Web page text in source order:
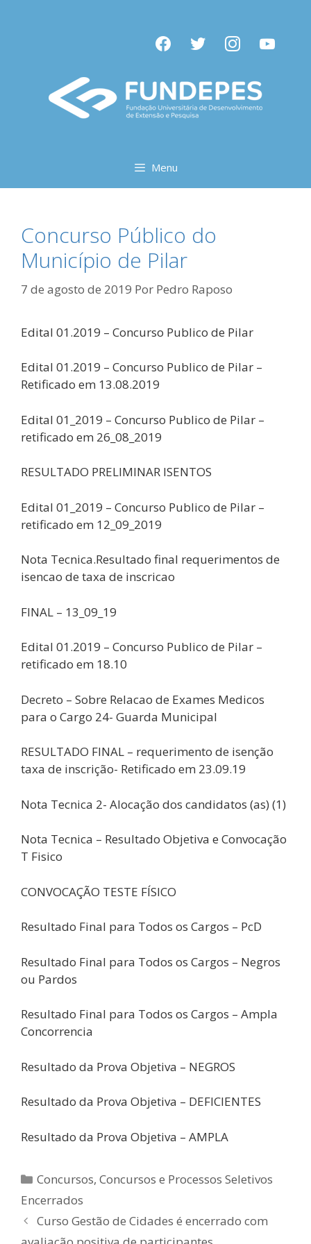
facebooktwitter instagramyoutube
Menu
Concurso Público do
Município de Pilar
7 de agosto de 2019 Por Pedro Raposo
Edital 01.2019 – Concurso Publico de Pilar
Edital 01.2019 – Concurso Publico de Pilar –
Retificado em 13.08.2019
Edital 01_2019 – Concurso Publico de Pilar –
retificado em 26_08_2019
RESULTADO PRELIMINAR ISENTOS
Edital 01_2019 – Concurso Publico de Pilar –
retificado em 12_09_2019
Nota Tecnica.Resultado final requerimentos de
isencao de taxa de inscricao
FINAL – 13_09_19
Edital 01.2019 – Concurso Publico de Pilar –
retificado em 18.10
Decreto – Sobre Relacao de Exames Medicos
para o Cargo 24- Guarda Municipal
RESULTADO FINAL – requerimento de isenção
taxa de inscrição- Retificado em 23.09.19
Nota Tecnica 2- Alocação dos candidatos (as) (1)
Nota Tecnica – Resultado Objetiva e Convocação
T Fisico
CONVOCAÇÃO TESTE FÍSICO
Resultado Final para Todos os Cargos – PcD
Resultado Final para Todos os Cargos – Negros
ou Pardos
Resultado Final para Todos os Cargos – Ampla
Concorrencia
Resultado da Prova Objetiva – NEGROS
Resultado da Prova Objetiva – DEFICIENTES
Resultado da Prova Objetiva – AMPLA
Categorias
Concursos,Concursos e Processos Seletivos
Encerrados
Curso Gestão de Cidades é encerrado com